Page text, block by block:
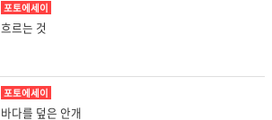
포토에세이
흐르는 것
포토에세이
바다를 덮은 안개